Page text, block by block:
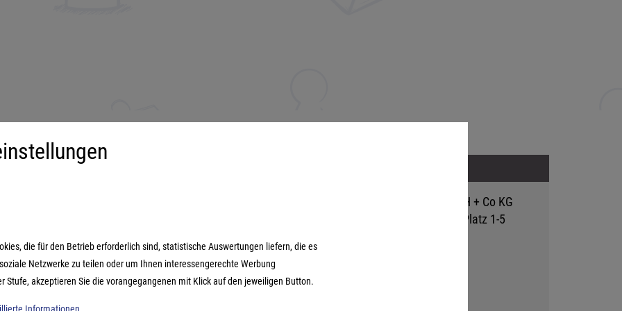
Spiele
Datenschutzerklärung
Hutter Trade GmbH + Co KG
Bgm.-Landmann-Platz 1-5
die für den Betrieb erforderlich sind, statistische Auswertungen liefern, die es
Netzwerke zu teilen oder um Ihnen interessengerechte Werbung
Stufe, akzeptieren Sie die vorangegangenen mit Klick auf den jeweiligen Button.